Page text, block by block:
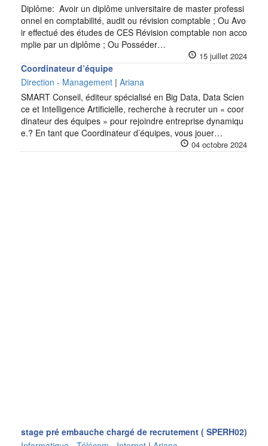
Diplôme: Avoir un diplôme universitaire de master professi
onnel en comptabilité, audit ou révision comptable ; Ou Avo
ir effectué des études de CES Révision comptable non acco
mplie par un diplôme ; Ou Posséder…
15 juillet 2024
Coordinateur d’équipe
Direction - Management | Ariana
SMART Conseil, éditeur spécialisé en Big Data, Data Scien
ce et Intelligence Artificielle, recherche à recruter un « coor
dinateur des équipes » pour rejoindre entreprise dynamiqu
e.? En tant que Coordinateur d’équipes, vous jouer…
04 octobre 2024
stage pré embauche chargé de recrutement ( SPERH02)